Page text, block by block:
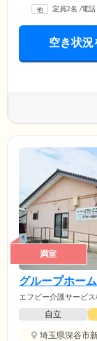
定員2名 /電話
空き状況
満室
グループホー
エフビー介護サービ
自立
埼玉県深谷市